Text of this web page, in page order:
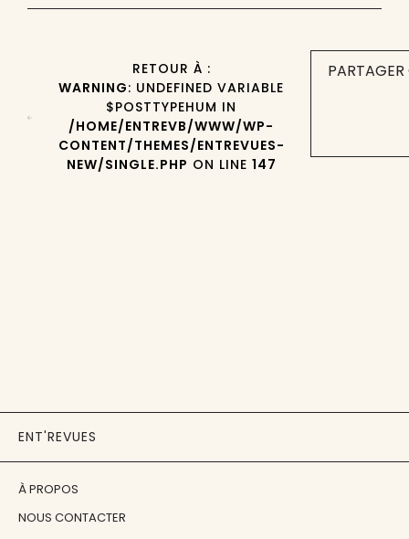
RETOUR À :
WARNING: UNDEFINED VARIABLE
$POSTTYPEHUM IN
/HOME/ENTREVB/WWW/WP-
CONTENT/THEMES/ENTREVUES-
NEW/SINGLE.PHP ON LINE 147
ENT'REVUES
À PROPOS
NOUS CONTACTER